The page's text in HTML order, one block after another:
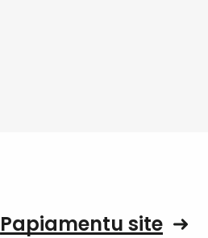
Papiamentu site